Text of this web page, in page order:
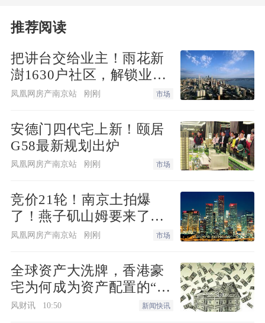
推荐阅读
把讲台交给业主！雨花新
澍1630户社区，解锁业主
自治社群新样本
凤凰网房产南京站 刚刚 市场
安德门四代宅上新！颐居
G58最新规划出炉
凤凰网房产南京站 刚刚 市场
竞价21轮！南京土拍爆
了！燕子矶山姆要来了…
凤凰网房产南京站 刚刚 市场
全球资产大洗牌，香港豪
宅为何成为资产配置的“必
选项”？
风财讯 10:50 新闻快讯